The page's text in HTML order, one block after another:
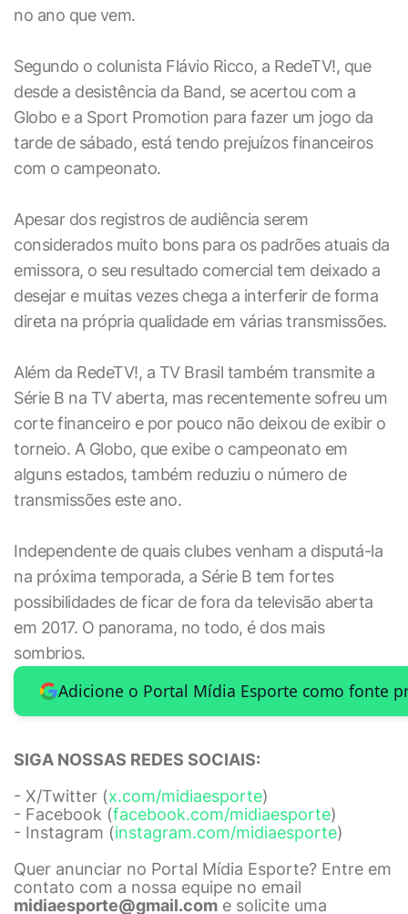
no ano que vem.
Segundo o colunista Flávio Ricco, a RedeTV!, que
desde a desistência da Band, se acertou com a
Globo e a Sport Promotion para fazer um jogo da
tarde de sábado, está tendo prejuízos financeiros
com o campeonato.
Apesar dos registros de audiência serem
considerados muito bons para os padrões atuais da
emissora, o seu resultado comercial tem deixado a
desejar e muitas vezes chega a interferir de forma
direta na própria qualidade em várias transmissões.
Além da RedeTV!, a TV Brasil também transmite a
Série B na TV aberta, mas recentemente sofreu um
corte financeiro e por pouco não deixou de exibir o
torneio. A Globo, que exibe o campeonato em
alguns estados, também reduziu o número de
transmissões este ano.
Independente de quais clubes venham a disputá-la
na próxima temporada, a Série B tem fortes
possibilidades de ficar de fora da televisão aberta
em 2017. O panorama, no todo, é dos mais
sombrios.
Adicione o Portal Mídia Esporte como fonte
SIGA NOSSAS REDES SOCIAIS:
- X/Twitter (x.com/midiaesporte)
- Facebook (facebook.com/midiaesporte)
- Instagram (instagram.com/midiaesporte)
Quer anunciar no Portal Mídia Esporte? Entre em
contato com a nossa equipe no email
midiaesporte@gmail.com e solicite uma